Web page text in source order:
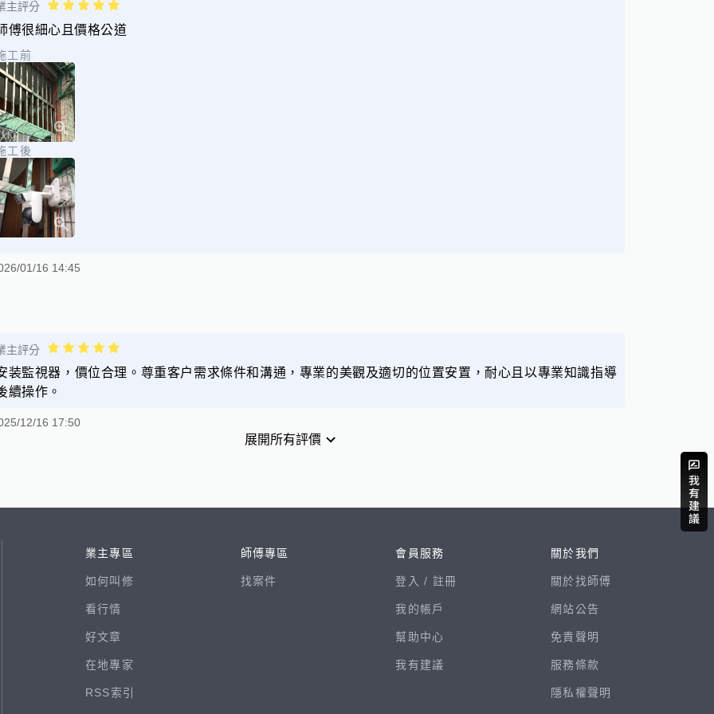
主評分
傅很細心且價格公道
工前
工後
01/16 14:45
主評分
装監視器，價位合理。尊重客户需求條件和溝通，專業的美觀及適切的位置安置，耐心且以專業知識指導
續操作。
12/16 17:50
展開所有評價
業主專區
如何叫修
看行情
好文章
在地專家
RSS索引
師傅專區
找案件
會員服務
登入 / 註冊
我的帳戶
幫助中心
我有建議
關於我們
關於找師傅
網站公告
免責聲明
服務條款
隱私權聲明